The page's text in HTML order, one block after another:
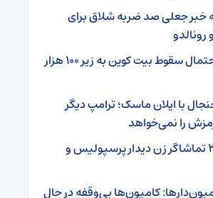
خبر جعلی صد ضربه شلاق برای
رونالدو
افزایش احتمال سقوط بیت کوین به زیر ۱۰۰ هزار
با ایلان ماسک؛ ترامپ دیگر
را نمی‌خواهد
بازداشت ۲ تماشاگر زن دیدار پرسپولیس و
کامیون‌ها بی‌وقفه در حال